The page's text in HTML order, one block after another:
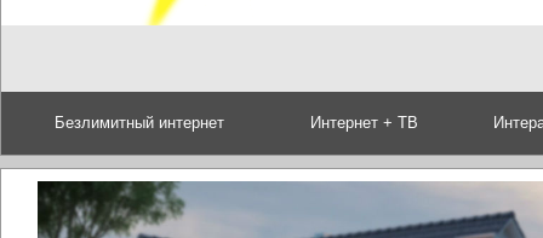
Безлимитный интернет Интернет + ТВ